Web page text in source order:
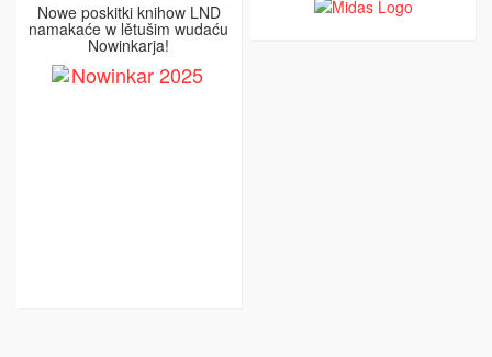
Nowe poskitki knihow LND
namakaće w lětušim wudaću
Nowinkarja!